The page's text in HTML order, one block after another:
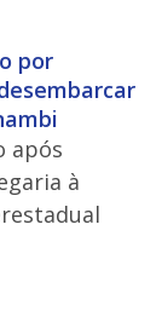
por
após
à